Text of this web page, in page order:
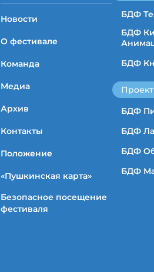
Новости
О фестивале
Команда
Медиа
Архив
Контакты
Положение
«Пушкинская карта»
Безопасное посещение
фестиваля
БДФ
БДФ
БДФ
БДФ
БДФ
БДФ
БДФ